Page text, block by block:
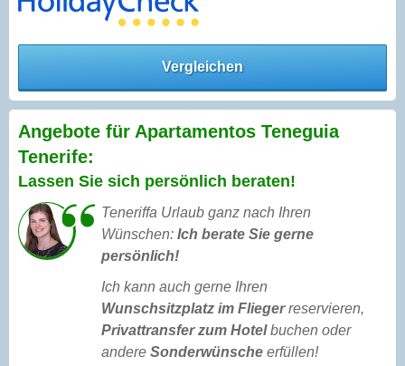
Vergleichen
Angebote für Apartamentos Teneguia
Tenerife:
Lassen Sie sich persönlich beraten!
Teneriffa Urlaub ganz nach Ihren
Wünschen: Ich berate Sie gerne
persönlich!
Ich kann auch gerne Ihren
Wunschsitzplatz im Fliegerreservieren,
Privattransfer zum Hotelbuchen oder
andere Sonderwünsche erfüllen!